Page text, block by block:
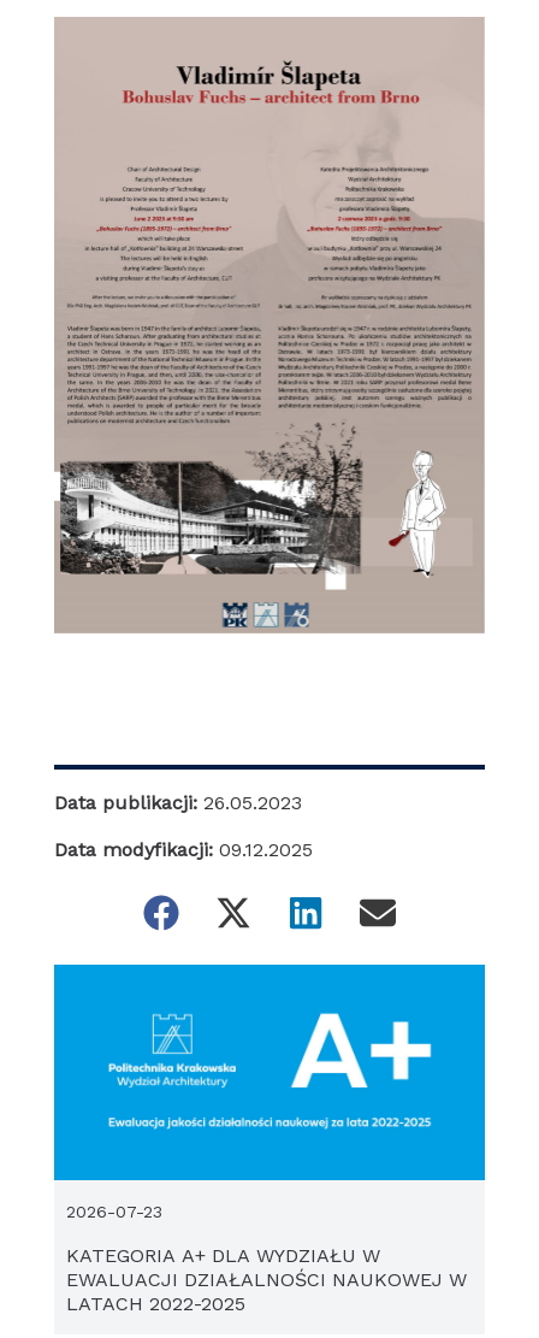
Data publikacji: 26.05.2023
Data modyfikacji: 09.12.2025
KATEGORIA A+ DLA WYDZIAŁU W
EWALUACJI DZIAŁALNOŚCI NAUKOWEJ W
LATACH 2022-2025
2026-07-23